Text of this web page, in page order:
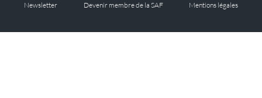
Newsletter Devenir membre de la SAF Mentions légales